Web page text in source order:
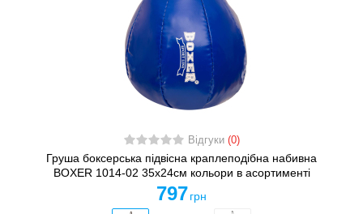
Відгуки (0)
Груша боксерська підвісна краплеподібна набивна
BOXER 1014-02 35x24см кольори в асортименті
797 грн